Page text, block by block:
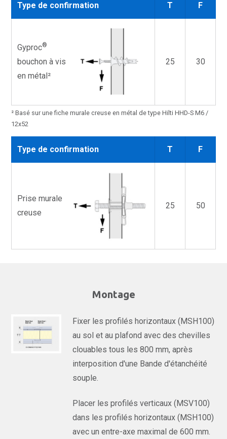
Type de confirmation T F
Gyproc®
bouchon à vis
en métal²
25 30
² Basé sur une fiche murale creuse en métal de type Hilti HHD-S M6 /
12x52
Type de confirmation T F
Prise murale
creuse
25 50
Montage
Fixer les profilés horizontaux (MSH100)
au sol et au plafond avec des chevilles
clouables tous les 800 mm, après
interposition d'une Bande d'étanchéité
souple.
Placer les profilés verticaux (MSV100)
dans les profilés horizontaux (MSH100)
avec un entre-axe maximal de 600 mm.